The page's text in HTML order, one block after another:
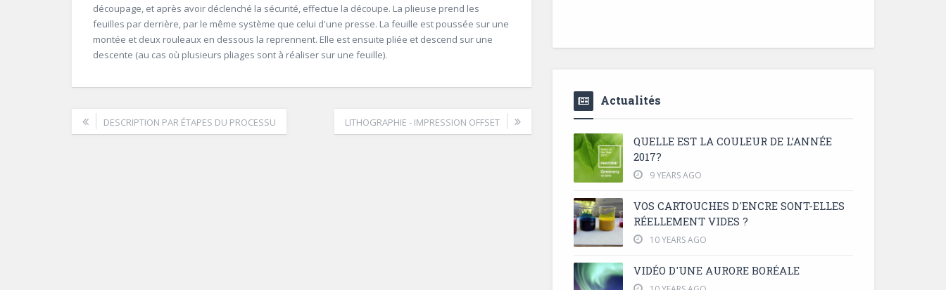
découpage, et après avoir déclenché la sécurité, effectue la découpe. La plieuse prend les
feuilles par derrière, par le même système que celui d'une presse. La feuille est poussée sur une
montée et deux rouleaux en dessous la reprennent. Elle est ensuite pliée et descend sur une
descente (au cas où plusieurs pliages sont à réaliser sur une feuille).
DESCRIPTION PAR ÉTAPES DU PROCESSU LITHOGRAPHIE - IMPRESSION OFFSET
Actualités
QUELLE EST LA COULEUR DE L’ANNÉE
2017?
9 YEARS AGO
VOS CARTOUCHES D'ENCRE SONT-ELLES
RÉELLEMENT VIDES ?
10 YEARS AGO
VIDÉO D'UNE AURORE BORÉALE